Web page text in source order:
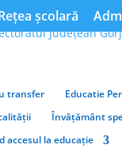
școlară
transfer Educatie
Învățământ
accesul la educație